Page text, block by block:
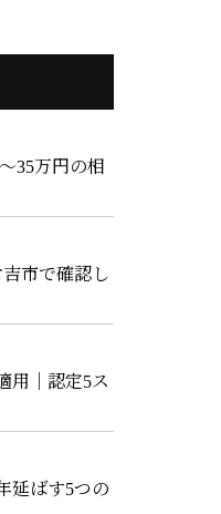
35万円の相
市で確認し
用｜認定5ス
延ばす5つの